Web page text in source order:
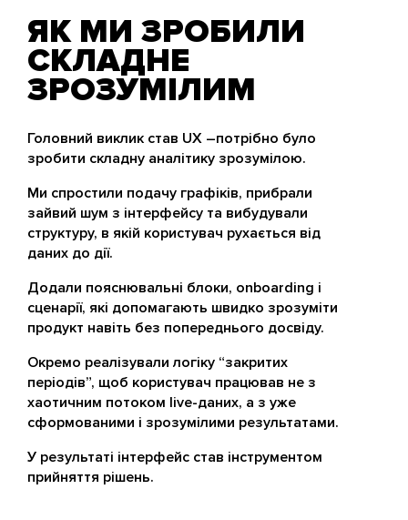
ЯК МИ ЗРОБИЛИ
СКЛАДНЕ
ЗРОЗУМІЛИМ
Головний виклик став UX –потрібно було
зробити складну аналітику зрозумілою.
Ми спростили подачу графіків, прибрали
зайвий шум з інтерфейсу та вибудували
структуру, в якій користувач рухається від
даних до дії.
Додали пояснювальні блоки, onboarding і
сценарії, які допомагають швидко зрозуміти
продукт навіть без попереднього досвіду.
Окремо реалізували логіку “закритих
періодів”, щоб користувач працював не з
хаотичним потоком live-даних, а з уже
сформованими і зрозумілими результатами.
У результаті інтерфейс став інструментом
прийняття рішень.